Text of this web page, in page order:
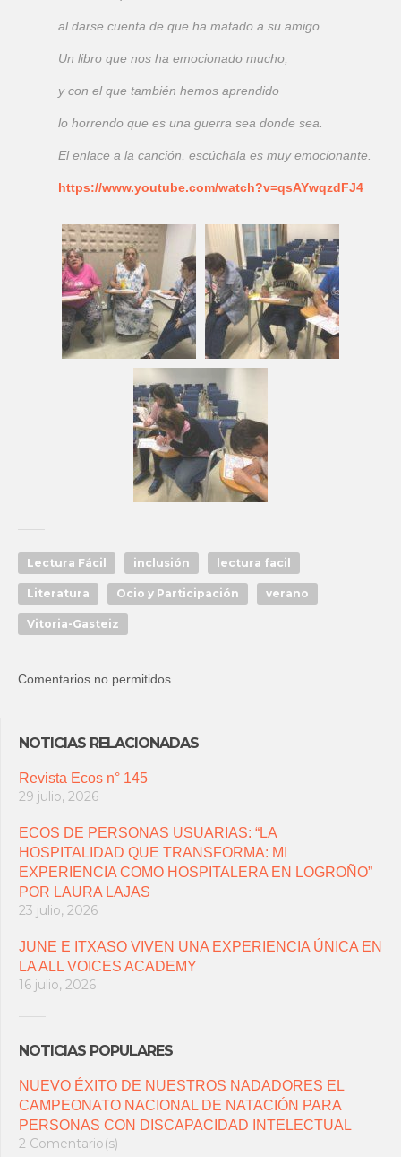
al darse cuenta de que ha matado a su amigo.
Un libro que nos ha emocionado mucho,
y con el que también hemos aprendido
lo horrendo que es una guerra sea donde sea.
El enlace a la canción, escúchala es muy emocionante.
https://www.youtube.com/watch?v=qsAYwqzdFJ4
Lectura Fácil inclusión lectura facil
Literatura Ocio y Participación verano
Vitoria-Gasteiz
Comentarios no permitidos.
NOTICIAS RELACIONADAS
Revista Ecos n° 145
29 julio, 2026
ECOS DE PERSONAS USUARIAS: “LA
HOSPITALIDAD QUE TRANSFORMA: MI
EXPERIENCIA COMO HOSPITALERA EN LOGROÑO”
POR LAURA LAJAS
23 julio, 2026
JUNE E ITXASO VIVEN UNA EXPERIENCIA ÚNICA EN
LA ALL VOICES ACADEMY
16 julio, 2026
NOTICIAS POPULARES
NUEVO ÉXITO DE NUESTROS NADADORES EL
CAMPEONATO NACIONAL DE NATACIÓN PARA
PERSONAS CON DISCAPACIDAD INTELECTUAL
2 Comentario(s)